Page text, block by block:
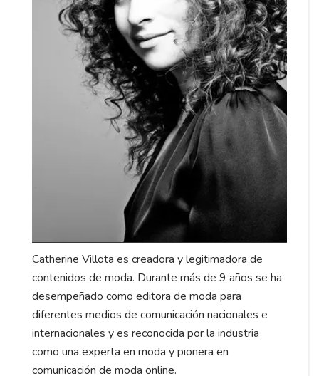
Catherine Villota es creadora y legitimadora de
contenidos de moda. Durante más de 9 años se ha
desempeñado como editora de moda para
diferentes medios de comunicación nacionales e
internacionales y es reconocida por la industria
como una experta en moda y pionera en
comunicación de moda online.